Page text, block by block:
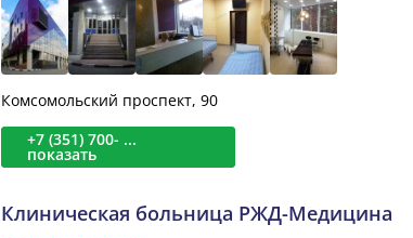
Комсомольский проспект, 90
+7 (351) 700- ...
показать
Клиническая больница РЖД-Медицина